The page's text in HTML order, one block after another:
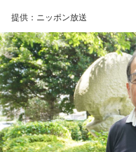
いまから81年前、1945
した。中央本線は、3日
運転を見合わせていまし
れ、この日から全線で運
湯の花トンネル近くを走る、現在の中
運転）
提供：ニッポン放送